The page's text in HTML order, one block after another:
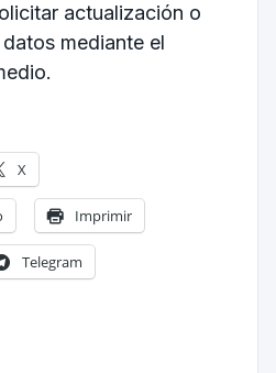
actualización o
mediante el
X
Imprimir
Telegram